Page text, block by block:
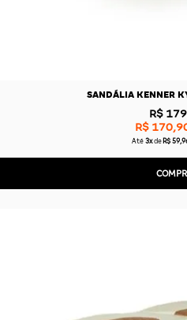
SANDÁLIA KENNER
R$
R$
Até 3x de R$